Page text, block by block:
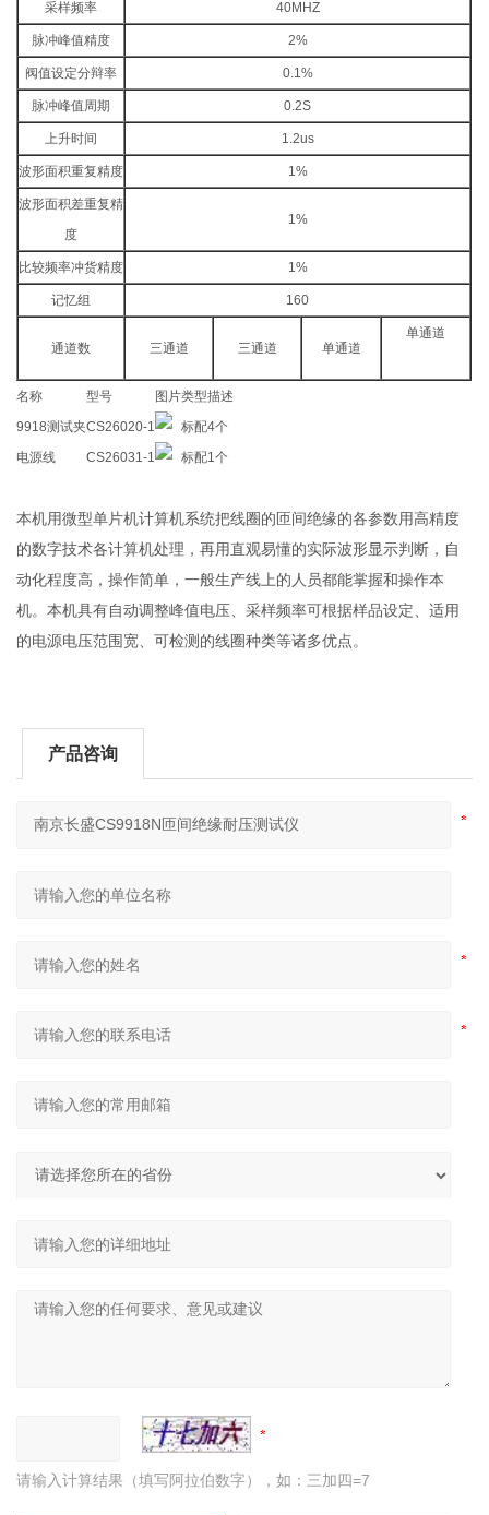
采样频率 40MHZ
脉冲峰值精度 2%
阀值设定分辩率 0.1%
脉冲峰值周期 0.2S
上升时间 1.2us
波形面积重复精度 1%
波形面积差重复精
度
1%
比较频率冲货精度 1%
记忆组 160
通道数 三通道 三通道 单通道
单通道
名称 型号 图片类型描述
9918测试夹CS26020-1 标配4个
电源线
CS26031-1 标配1个
本机用微型单片机计算机系统把线圈的匝间绝缘的各参数用高精度
的数字技术各计算机处理，再用直观易懂的实际波形显示判断，自
动化程度高，操作简单，一般生产线上的人员都能掌握和操作本
机。本机具有自动调整峰值电压、采样频率可根据样品设定、适用
的电源电压范围宽、可检测的线圈种类等诸多优点。
产品咨询
请输入计算结果（填写阿拉伯数字），如：三加四=7